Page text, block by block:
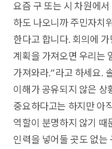
요즘 구 또는 시 차원에
하도 나오니까 주민자치
한다고 합니다. 회의에
계획을 가져오면 우리는
가져와라.”라고 하세요.
이해가 공유되지 않은 상
중요하다고는 하지만
역할이 분명하지 않기 때
인력을 넣어둘 곳도 없는